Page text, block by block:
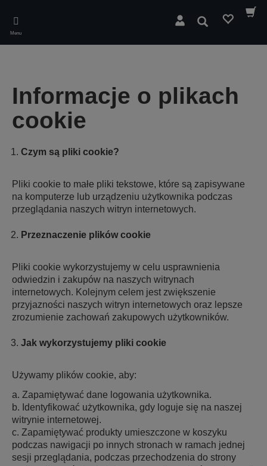
main
content
Menu
Wyszukaj
Informacje o plikach
cookie
Czym są pliki cookie?
Pliki cookie to małe pliki tekstowe, które są zapisywane
na komputerze lub urządzeniu użytkownika podczas
przeglądania naszych witryn internetowych.
Przeznaczenie plików cookie
Pliki cookie wykorzystujemy w celu usprawnienia
odwiedzin i zakupów na naszych witrynach
internetowych. Kolejnym celem jest zwiększenie
przyjazności naszych witryn internetowych oraz lepsze
zrozumienie zachowań zakupowych użytkowników.
Jak wykorzystujemy pliki cookie
Używamy plików cookie, aby:
a. Zapamiętywać dane logowania użytkownika.
b. Identyfikować użytkownika, gdy loguje się na naszej
witrynie internetowej.
c. Zapamiętywać produkty umieszczone w koszyku
podczas nawigacji po innych stronach w ramach jednej
sesji przeglądania, podczas przechodzenia do strony